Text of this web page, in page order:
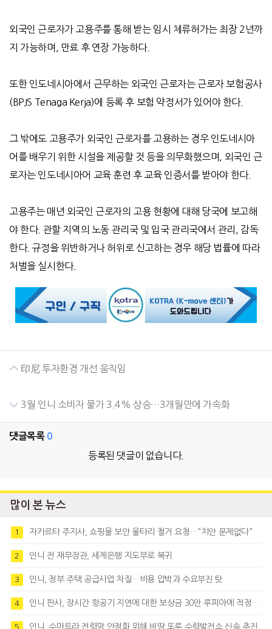
외국인 근로자가 고용주를 통해 받는 임시 체류허가는 최장 2년까
지 가능하며, 만료 후 연장 가능하다.
또한 인도네시아에서 근무하는 외국인 근로자는 근로자 보험공사
(BPJS Tenaga Kerja)에 등록 후 보험 약정서가 있어야 한다.
그 밖에도 고용주가 외국인 근로자를 고용하는 경우 인도네시아
어를 배우기 위한 시설을 제공할 것 등을 의무화했으며, 외국인 근
로자는 인도네시아어 교육 훈련 후 교육 인증서를 받아야 한다.
고용주는 매년 외국인 근로자의 고용 현황에 대해 당국에 보고해
야 한다. 관할 지역의 노동 관리국 및 입국 관리국에서 관리, 감독
한다. 규정을 위반하거나 허위로 신고하는 경우 해당 법률에 따라
처벌을 실시한다.
印尼 투자환경 개선 움직임
3월 인니 소비자 물가 3.4% 상승…3개월만에 가속화
댓글목록 0
등록된 댓글이 없습니다.
많이 본 뉴스
1 자카르타 주지사, 쇼핑몰 보안 울타리 철거 요청…"치안 문제없다"
2 인니 전 재무장관, 세계은행 지도부로 복귀
3 인니, 정부 주택 공급사업 차질…비용 압박과 수요부진 탓
4 인니 판사, 장시간 항공기 지연에 대한 보상금 30만 루피아에 적정성 제기
5 인니, 수마트라 전력망 안정화 위해 바땅 또루 수력발전소 신속 추진